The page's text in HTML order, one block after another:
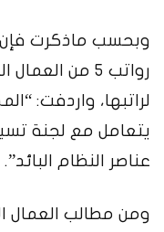
وبحسب ماذكرت فإن
رواتب 5 من
لراتبها، واردفت:
يتعامل مع لجنة
عناصر النظام البائد”.
ومن مطالب العمال